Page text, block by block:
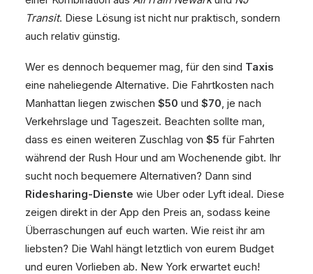
Transit. Diese Lösung ist nicht nur praktisch, sondern
auch relativ günstig.
Wer es dennoch bequemer mag, für den sind Taxis
eine naheliegende Alternative. Die Fahrtkosten nach
Manhattan liegen zwischen $50 und $70, je nach
Verkehrslage und Tageszeit. Beachten sollte man,
dass es einen weiteren Zuschlag von $5 für Fahrten
während der Rush Hour und am Wochenende gibt. Ihr
sucht noch bequemere Alternativen? Dann sind
Ridesharing-Dienste wie Uber oder Lyft ideal. Diese
zeigen direkt in der App den Preis an, sodass keine
Überraschungen auf euch warten. Wie reist ihr am
liebsten? Die Wahl hängt letztlich von eurem Budget
und euren Vorlieben ab. New York erwartet euch!